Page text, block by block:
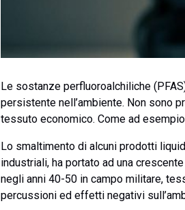
Le sostanze perfluoroalchiliche
persistente nell’ambiente. Non sono
tessuto economico. Come ad
Lo smaltimento di alcuni prodotti
industriali, ha portato ad una
negli anni 40-50 in campo militare,
percussioni ed effetti negativi